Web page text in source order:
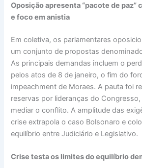
Oposição apresenta “pacote de paz”
e foco em anistia
Em coletiva, os parlamentares
um conjunto de propostas
As principais demandas incluem o
pelos atos de 8 de janeiro, o fim do
impeachment de Moraes. A pauta foi
reservas por lideranças do
mediar o conflito. A amplitude das
crise extrapola o caso Bolsonaro e
equilíbrio entre Judiciário e Legislativo.
Crise testa os limites do equilíbrio